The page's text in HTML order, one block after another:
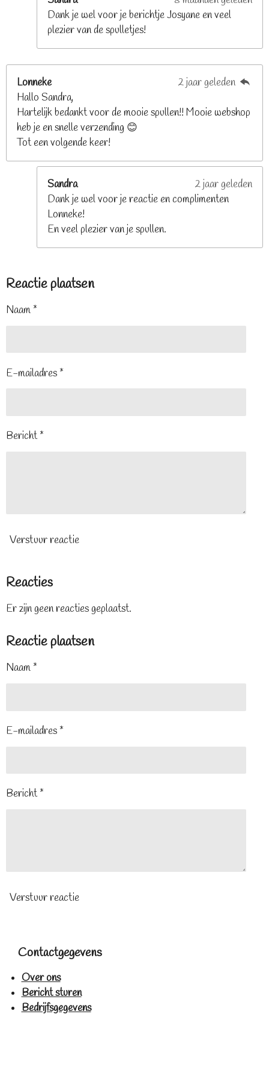
Dank je wel voor je berichtje Josyane en veel
plezier van de spulletjes!
Lonneke
2 jaar geleden
Hallo Sandra,
Hartelijk bedankt voor de mooie spullen!! Mooie webshop
heb je en snelle verzending 😊
Tot een volgende keer!
Sandra
2 jaar geleden
Dank je wel voor je reactie en complimenten
Lonneke!
En veel plezier van je spullen.
Reactie plaatsen
Naam *
E-mailadres *
Bericht *
Verstuur reactie
Reacties
Er zijn geen reacties geplaatst.
Reactie plaatsen
Naam *
E-mailadres *
Bericht *
Verstuur reactie
Contactgegevens
Over ons
Bericht sturen
Bedrijfsgegevens